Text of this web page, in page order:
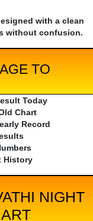
with a clean
without confusion.
TO
Today
Chart
Record
History
NIGHT